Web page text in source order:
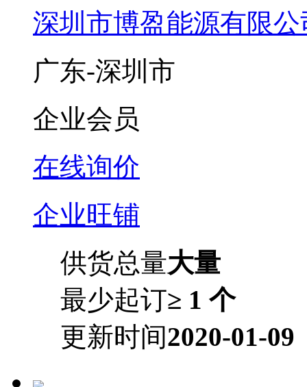
深圳市博盈能源有限公
广东-深圳市
企业会员
在线询价
企业旺铺
供货总量大量
最少起订≥ 1 个
更新时间2020-01-09